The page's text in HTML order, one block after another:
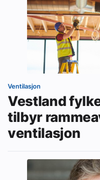
Ventilasjon
Vestland
tilbyr
ventilasjon